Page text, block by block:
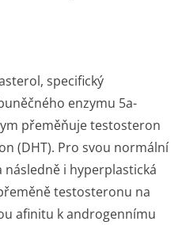
specifický
enzymu 5a-
přeměňuje testosteron
(DHT). Pro svou normální
i hyperplastická
testosteronu na
afinitu k androgennímu